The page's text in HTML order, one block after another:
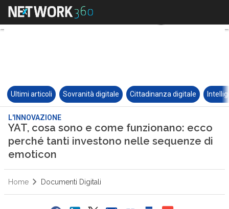
Ultimi articoli Sovranità digitale Cittadinanza digitale
L'INNOVAZIONE
YAT, cosa sono e come funzionano: ecco
perché tanti investono nelle sequenze di
emoticon
Home Documenti Digitali